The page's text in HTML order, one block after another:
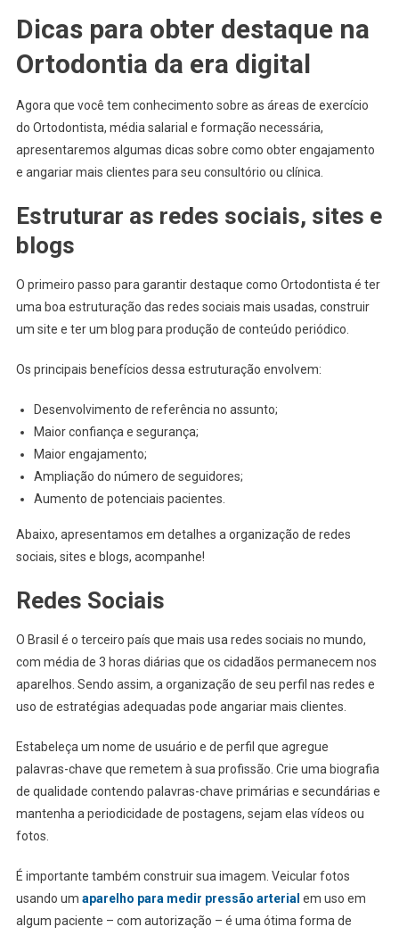
Dicas para obter destaque na
Ortodontia da era digital
Agora que você tem conhecimento sobre as áreas de exercício
do Ortodontista, média salarial e formação necessária,
apresentaremos algumas dicas sobre como obter engajamento
e angariar mais clientes para seu consultório ou clínica.
Estruturar as redes sociais, sites e
blogs
O primeiro passo para garantir destaque como Ortodontista é ter
uma boa estruturação das redes sociais mais usadas, construir
um site e ter um blog para produção de conteúdo periódico.
Os principais benefícios dessa estruturação envolvem:
Desenvolvimento de referência no assunto;
Maior confiança e segurança;
Maior engajamento;
Ampliação do número de seguidores;
Aumento de potenciais pacientes.
Abaixo, apresentamos em detalhes a organização de redes
sociais, sites e blogs, acompanhe!
Redes Sociais
O Brasil é o terceiro país que mais usa redes sociais no mundo,
com média de 3 horas diárias que os cidadãos permanecem nos
aparelhos. Sendo assim, a organização de seu perfil nas redes e
uso de estratégias adequadas pode angariar mais clientes.
Estabeleça um nome de usuário e de perfil que agregue
palavras-chave que remetem à sua profissão. Crie uma biografia
de qualidade contendo palavras-chave primárias e secundárias e
mantenha a periodicidade de postagens, sejam elas vídeos ou
fotos.
É importante também construir sua imagem. Veicular fotos
usando um aparelho para medir pressão arterial em uso em
algum paciente – com autorização – é uma ótima forma de